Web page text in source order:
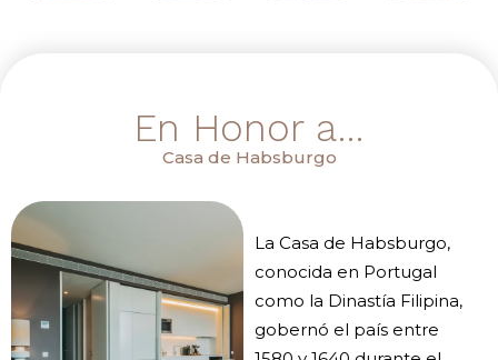
En Honor a…
Casa de Habsburgo
La Casa de Habsburgo,
conocida en Portugal
como la Dinastía Filipina,
gobernó el país entre